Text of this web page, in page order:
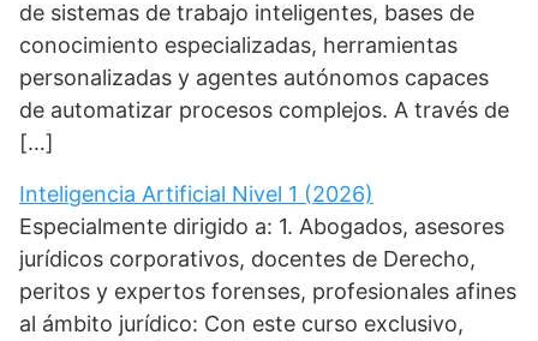
de sistemas de trabajo inteligentes, bases de
conocimiento especializadas, herramientas
personalizadas y agentes autónomos capaces
de automatizar procesos complejos. A través de
[…]
Inteligencia Artificial Nivel 1 (2026)
Especialmente dirigido a: 1. Abogados, asesores
jurídicos corporativos, docentes de Derecho,
peritos y expertos forenses, profesionales afines
al ámbito jurídico: Con este curso exclusivo,